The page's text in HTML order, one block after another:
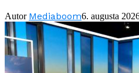
Autor Mediaboom6. augusta